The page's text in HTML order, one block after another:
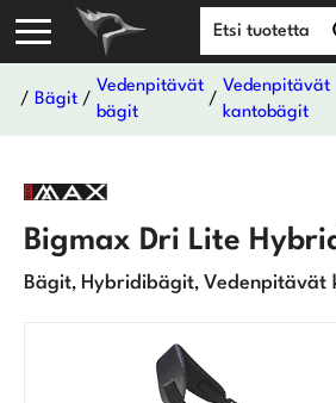
/Bägit /
Vedenpitävät
bägit
/
Vedenpitävät
kantobägit
Bigmax Dri Lite
Bägit, Hybridibägit, Vedenpitävät